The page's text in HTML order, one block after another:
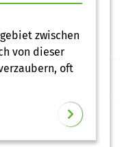
zwischen
von dieser
oft